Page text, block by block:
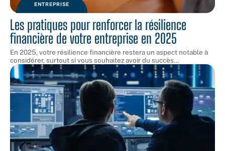
ENTREPRISE
Les pratiques pour renforcer la résilience
financière de votre entreprise en 2025
En 2025, votre résilience financière restera un aspect notable à
considérer, surtout si vous souhaitez avoir du succès…